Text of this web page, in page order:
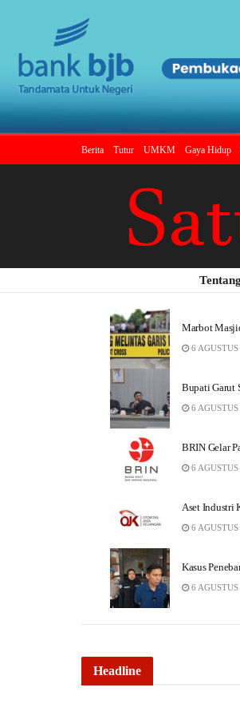
Berita Tutur UMKM Gaya Hidup
Marbot
6 AGUSTUS
Bupati Garut
6 AGUSTUS
BRIN Gelar
6 AGUSTUS
Aset Industri
6 AGUSTUS
Kasus
6 AGUSTUS
Headline